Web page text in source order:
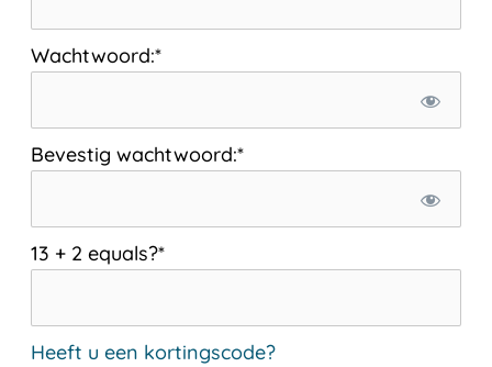
Wachtwoord:*
Bevestig wachtwoord:*
13 + 2 equals?*
Heeft u een kortingscode?